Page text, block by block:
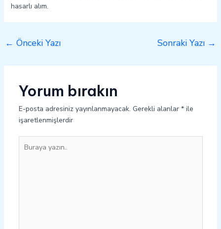
hasarlı alım.
← Önceki Yazı Sonraki Yazı →
Yorum bırakın
E-posta adresiniz yayınlanmayacak. Gerekli alanlar *ile
işaretlenmişlerdir
yazın..